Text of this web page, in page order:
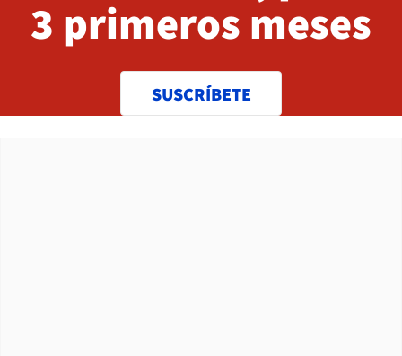
3 primeros meses
SUSCRÍBETE